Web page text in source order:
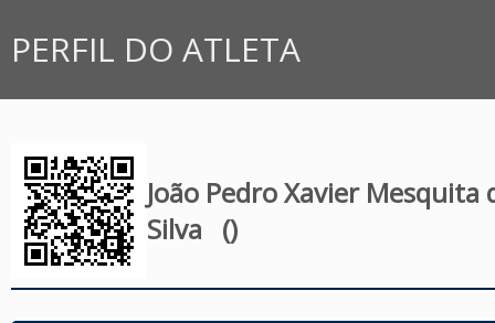
PERFIL DO ATLETA
João Pedro Xavier Mesquita
Silva
()